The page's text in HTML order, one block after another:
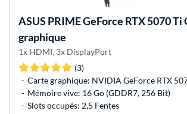
ASUS PRIME GeForce RTX 5070 Ti
graphique
1x HDMI, 3x DisplayPort
(3)
Carte graphique: NVIDIA GeForce RTX
Mémoire vive: 16 Go (GDDR7, 256 Bit)
Slots occupés: 2,5 Fentes